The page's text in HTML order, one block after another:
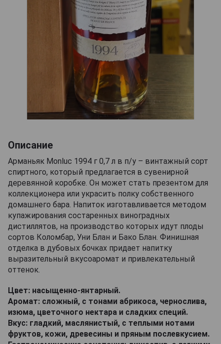
Описание
Арманьяк Monluc 1994 г 0,7 л в п/у – винтажный сорт
спиртного, который предлагается в сувенирной
деревянной коробке. Он может стать презентом для
коллекционера или украсить полку собственного
домашнего бара. Напиток изготавливается методом
купажирования состаренных виноградных
дистиллятов, на производство которых идут плоды
сортов Коломбар, Уни Блан и Бако Блан. Финишная
отделка в дубовых бочках придает напитку
выразительный вкусоаромат и привлекательный
оттенок.
Цвет: насыщенно-янтарный.
Аромат: сложный, с тонами абрикоса, чернослива,
изюма, цветочного нектара и сладких специй.
Вкус: гладкий, маслянистый, с теплыми нотами
фруктов, кожи, древесины и пряным послевкусием.